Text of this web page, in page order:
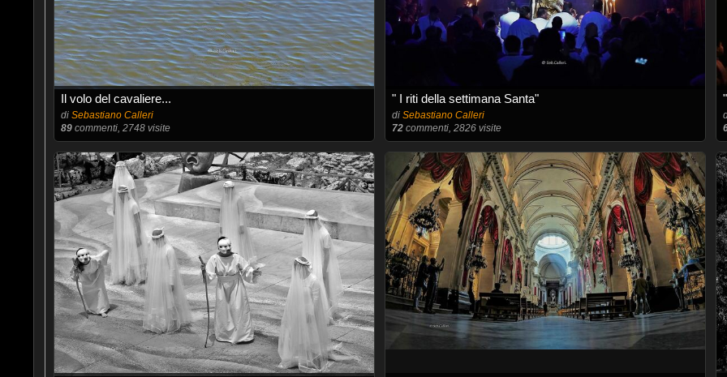
Il volo del cavaliere...
di Sebastiano Calleri
89commenti, 2748 visite
" I riti della settimana Santa"
di Sebastiano Calleri
72commenti, 2826 visite